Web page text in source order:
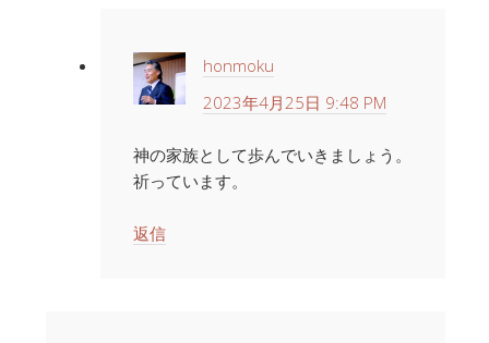
honmoku
2023年4月25日 9:48 PM
神の家族として歩んでいきましょう。
祈っています。
返信